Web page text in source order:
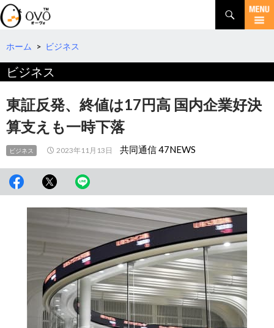
検
索
コ
テ
へ
移
動
ホーム > ビジネス
ビジネス
東証反発、終値は17円高 国内企業好決
算支えも一時下落
ビジネス 2023年11月13日 共同通信 47NEWS